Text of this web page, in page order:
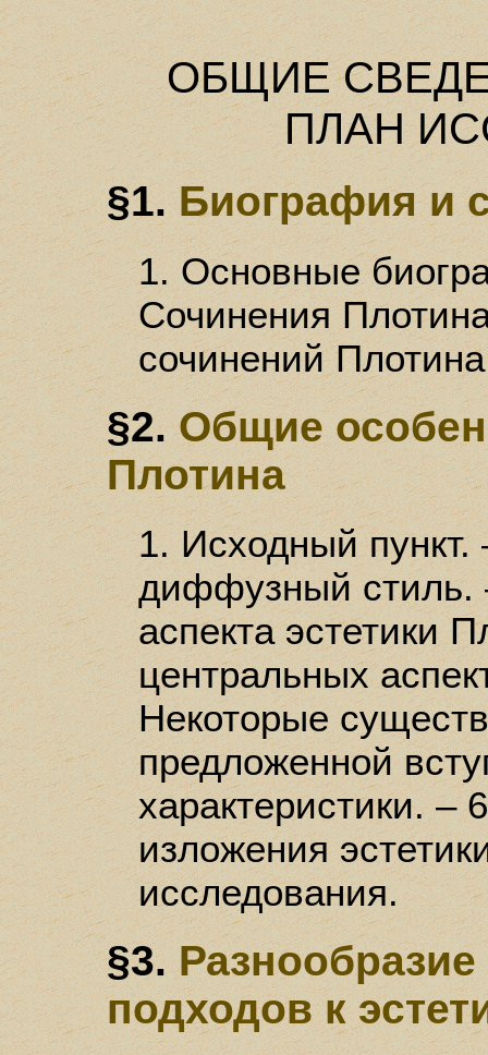
ОБЩИЕ
ПЛАН
§1.Биография и
1. Основные
Сочинения
сочинений
§2. Общие
Плотина
1. Исходный
диффузный стиль.
аспекта эстетики
центральных
Некоторые
предложенной
характеристики. –
изложения
исследования.
§3.
подходов к